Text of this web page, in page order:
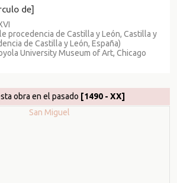
de]
procedencia de Castilla y León, Castilla y
de Castilla y León, España)
University Museum of Art, Chicago
obra en el pasado [1490 - XX]